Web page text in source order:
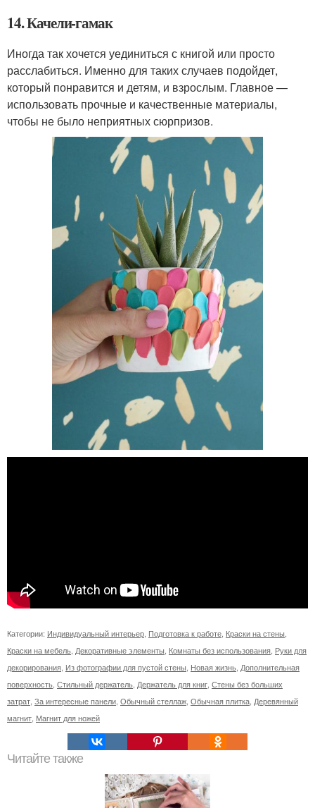
14. Качели-гамак
Иногда так хочется уединиться с книгой или просто
расслабиться. Именно для таких случаев подойдет,
который понравится и детям, и взрослым. Главное —
использовать прочные и качественные материалы,
чтобы не было неприятных сюрпризов.
Категории: Индивидуальный интерьер Подготовка к работе Краски на стены
Краски на мебель Декоративные элементы Комнаты без использования Руки для
декорирования Из фотографии для пустой стены Новая жизнь Дополнительная
поверхность Стильный держатель Держатель для книг Стены без больших
затрат За интересные панели Обычный стеллаж Обычная плитка Деревянный
магнит Магнит для ножей
Читайте также